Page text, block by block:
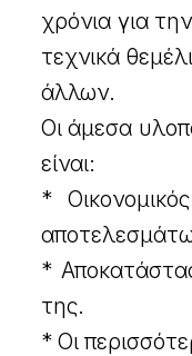
χρόνια για
τεχνικά
άλλων.
Οι άμεσα
είναι:
*
*
της.
* Οι